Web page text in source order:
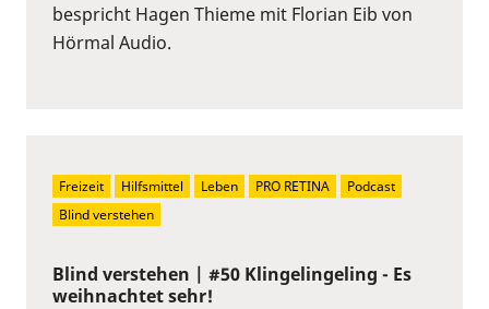
bespricht Hagen Thieme mit Florian Eib von
Hörmal Audio.
Blind verstehen | #50 Klingelingeling - Es
weihnachtet sehr!
Freizeit Hilfsmittel Leben PRO RETINA
Podcast
Blind verstehen